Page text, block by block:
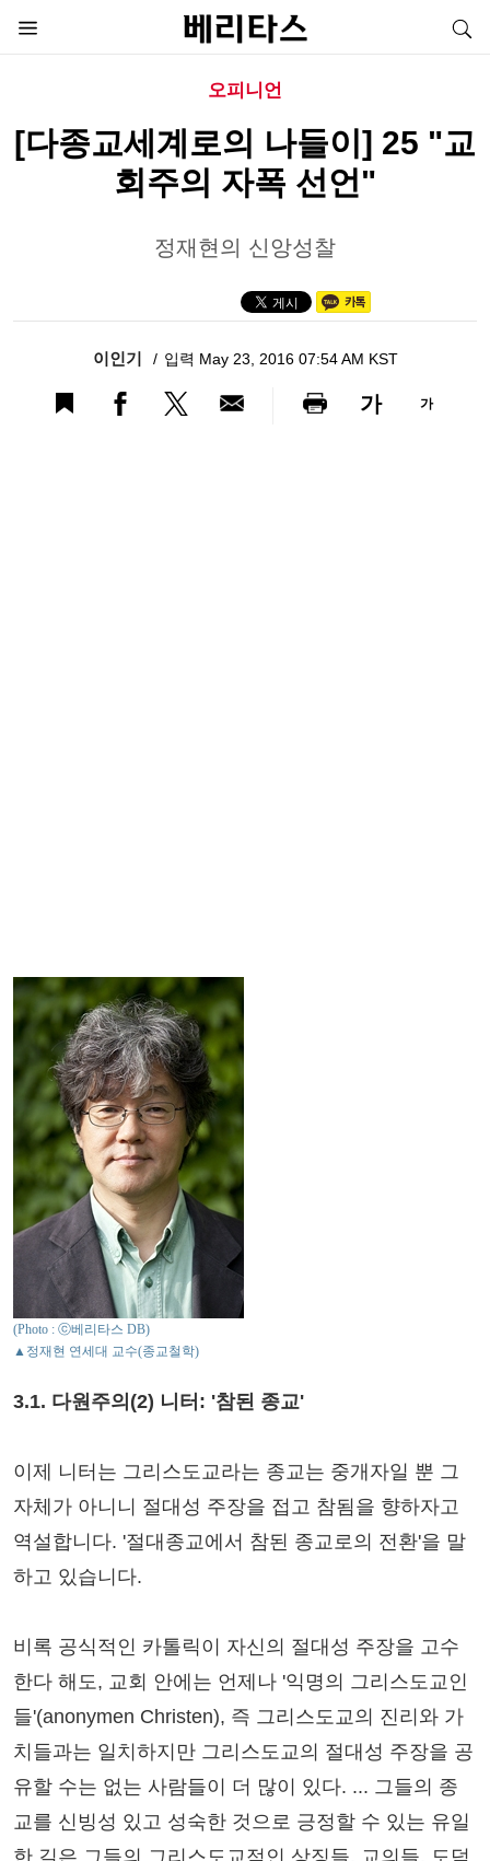
오피니언
[다종교세계로의 나들이] 25 "교
회주의 자폭 선언"
정재현의 신앙성찰
이인기 입력 May 23, 2016 07:54 AM KST
가 가
(Photo : ⓒ베리타스 DB)
▲정재현 연세대 교수(종교철학)
3.1. 다원주의(2) 니터: '참된 종교'
이제 니터는 그리스도교라는 종교는 중개자일 뿐 그
자체가 아니니 절대성 주장을 접고 참됨을 향하자고
역설합니다. '절대종교에서 참된 종교로의 전환'을 말
하고 있습니다.
비록 공식적인 카톨릭이 자신의 절대성 주장을 고수
한다 해도, 교회 안에는 언제나 '익명의 그리스도교인
들'(anonymen Christen), 즉 그리스도교의 진리와 가
치들과는 일치하지만 그리스도교의 절대성 주장을 공
유할 수는 없는 사람들이 더 많이 있다. ... 그들의 종
교를 신빙성 있고 성숙한 것으로 긍정할 수 있는 유일